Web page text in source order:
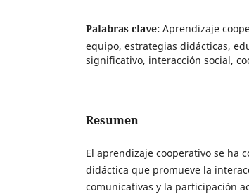
Palabras clave: Aprendizaje
equipo, estrategias didácticas,
significativo, interacción social,
Resumen
El aprendizaje cooperativo se ha
didáctica que promueve la
comunicativas y la participación